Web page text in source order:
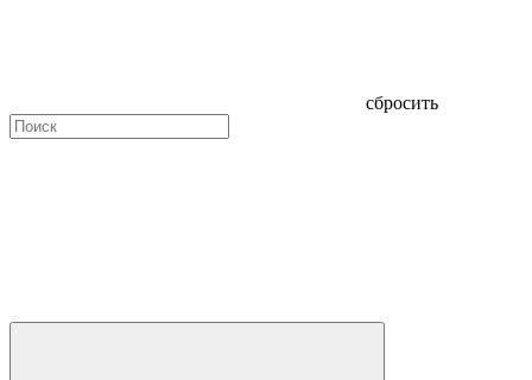
сбросить